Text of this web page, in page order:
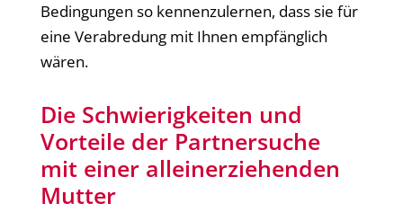
Bedingungen so kennenzulernen, dass sie für
eine Verabredung mit Ihnen empfänglich
wären.
Die Schwierigkeiten und
Vorteile der Partnersuche
mit einer alleinerziehenden
Mutter